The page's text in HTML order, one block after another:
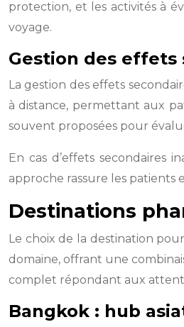
protection, et les activités à
voyage.
Gestion des
La gestion des effets
à distance, permettant aux
souvent proposées pour
En cas d’effets secondaires
approche rassure les patients
Destinations
Le choix de la destination
domaine, offrant une
complet répondant aux
Bangkok : hub